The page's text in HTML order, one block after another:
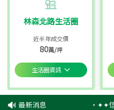
林森北路生活圈
近半年成交價
80萬/坪
生活圈資訊
最新消息 ‧✦✦信